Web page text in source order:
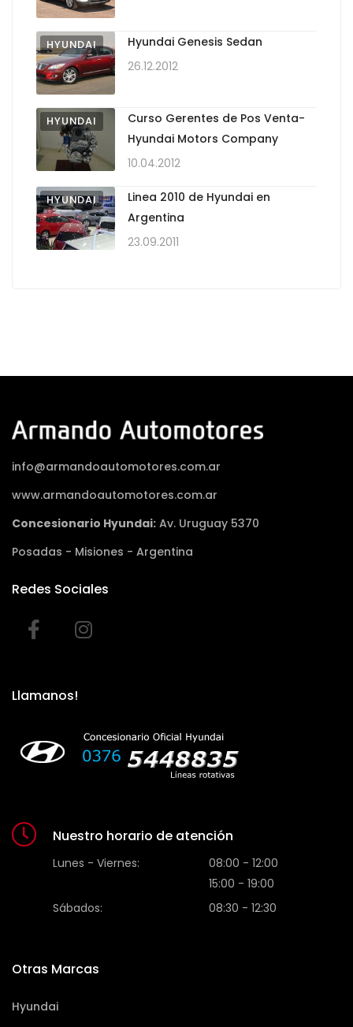
HYUNDAI
Hyundai Genesis Sedan
26.12.2012
HYUNDAI
Curso Gerentes de Pos Venta-
Hyundai Motors Company
10.04.2012
HYUNDAI
Linea 2010 de Hyundai en
Argentina
23.09.2011
info@armandoautomotores.com.ar
www.armandoautomotores.com.ar
Concesionario Hyundai: Av. Uruguay 5370
Posadas - Misiones - Argentina
Redes Sociales
Llamanos!
Nuestro horario de atención
Lunes - Viernes:
08:00 - 12:00
15:00 - 19:00
Sábados:
08:30 - 12:30
Otras Marcas
Hyundai